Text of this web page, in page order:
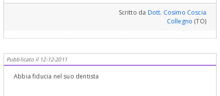
Scritto da Dott. Cosimo Coscia
Collegno (TO)
Pubblicato il 12-12-2011
Abbia fiducia nel suo dentista